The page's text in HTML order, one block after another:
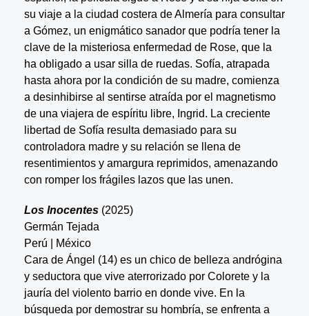
su viaje a la ciudad costera de Almería para consultar
a Gómez, un enigmático sanador que podría tener la
clave de la misteriosa enfermedad de Rose, que la
ha obligado a usar silla de ruedas. Sofía, atrapada
hasta ahora por la condición de su madre, comienza
a desinhibirse al sentirse atraída por el magnetismo
de una viajera de espíritu libre, Ingrid. La creciente
libertad de Sofía resulta demasiado para su
controladora madre y su relación se llena de
resentimientos y amargura reprimidos, amenazando
con romper los frágiles lazos que las unen.
Los Inocentes (2025)
Germán Tejada
Perú | México
Cara de Ángel (14) es un chico de belleza andrógina
y seductora que vive aterrorizado por Colorete y la
jauría del violento barrio en donde vive. En la
búsqueda por demostrar su hombría, se enfrenta a